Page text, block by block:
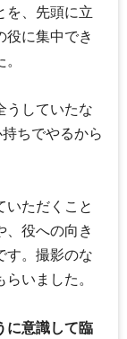
を、先頭に立
役に集中でき
うしていたな
ちでやるから
ただくこと
、役への向き
す。撮影のな
いました。
意識して臨